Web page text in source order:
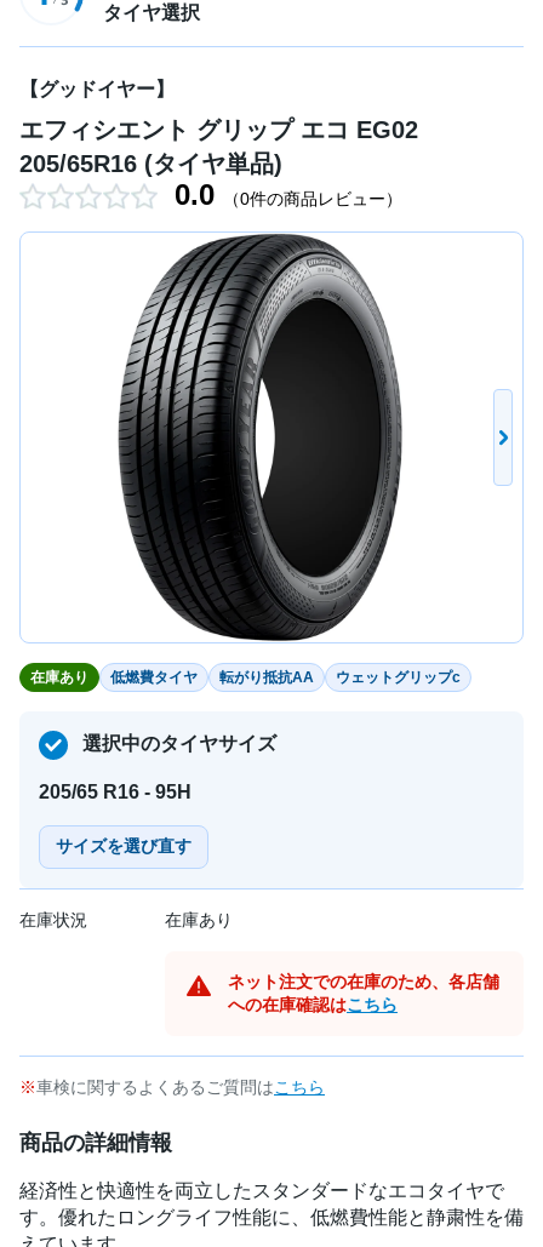
タイヤ選択
【グッドイヤー】
エフィシエント グリップ エコ EG02
205/65R16 (タイヤ単品)
0.0 （0件の商品レビュー）
在庫あり 低燃費タイヤ 転がり抵抗AA ウェットグリップc
選択中のタイヤサイズ
205/65 R16 - 95H
サイズを選び直す
在庫状況 在庫あり
ネット注文での在庫のため、各店舗
への在庫確認はこちら
車検に関するよくあるご質問はこちら
商品の詳細情報
経済性と快適性を両立したスタンダードなエコタイヤで
す。優れたロングライフ性能に、低燃費性能と静粛性を備